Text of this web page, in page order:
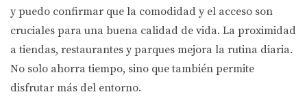
y puedo confirmar que la comodidad y el acceso son
cruciales para una buena calidad de vida. La proximidad
a tiendas, restaurantes y parques mejora la rutina diaria.
No solo ahorra tiempo, sino que también permite
disfrutar más del entorno.